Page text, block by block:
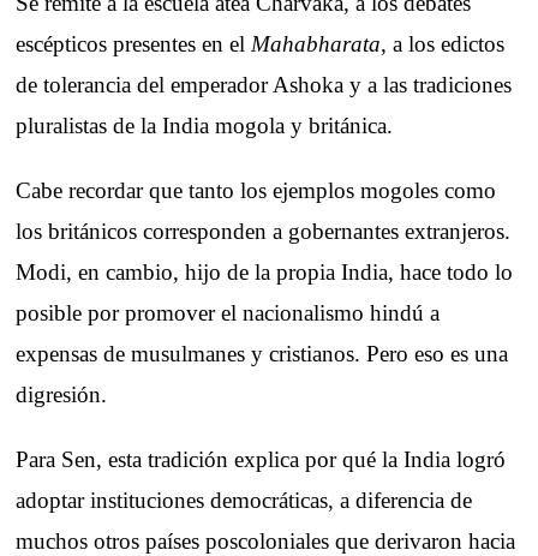
escépticos presentes en elMahabharata, a los edictos
de tolerancia del emperador Ashoka y a las tradiciones
pluralistas de la India mogola y británica.
Cabe recordar que tanto los ejemplos mogoles como
los británicos corresponden a gobernantes extranjeros.
Modi, en cambio, hijo de la propia India, hace todo lo
posible por promover el nacionalismo hindú a
expensas de musulmanes y cristianos. Pero eso es una
digresión.
Para Sen, esta tradición explica por qué la India logró
adoptar instituciones democráticas, a diferencia de
muchos otros países poscoloniales que derivaron hacia